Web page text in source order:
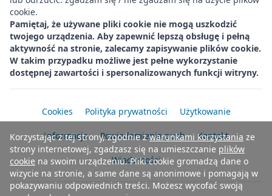
cookie.
Pamiętaj, że używane pliki cookie nie mogą uszkodzić
twojego urządzenia. Aby zapewnić lepszą obsługę i pełną
aktywność na stronie, zalecamy zapisywanie plików cookie.
W takim przypadku możliwe jest pełne wykorzystanie
dostępnej zawartości i spersonalizowanych funkcji witryny.
Cookies Polityka prywatności Użytkowanie
Informacja Powiadomienia push Kontakt
Wiadomości
Korzystając z tej strony, zgodnie zwarunkami korzystania ze
strony internetowej, zgadzasz się na umieszczanie plików
cookie na swoim urządzeniu. Pliki cookie gromadzą dane o
wizycie na stronie, a same dane są anonimowe i pomagają w
pokazywaniu odpowiednich treści. Możesz wycofać swoją